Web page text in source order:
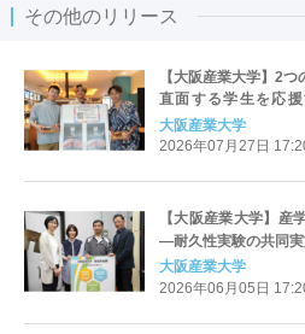
その他のリリース
【大阪産業大学】2
直面する学生を応
定）」企画
大阪産業大学
2026年07月27日
【大阪産業大学】産
―耐久性実験の共同
大阪産業大学
2026年06月05日